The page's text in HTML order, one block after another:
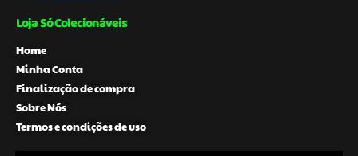
Loja Só Colecionáveis
Home
Minha Conta
Finalização de compra
Sobre Nós
Termos e condições de uso